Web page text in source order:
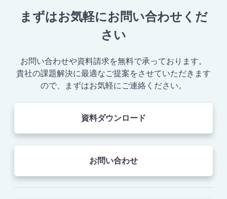
まずはお気軽にお問い合わせくだ
さい
お問い合わせや資料請求を無料で承っております。
貴社の課題解決に最適なご提案をさせていただきます
ので、まずはお気軽にご連絡ください。
資料ダウンロード
お問い合わせ